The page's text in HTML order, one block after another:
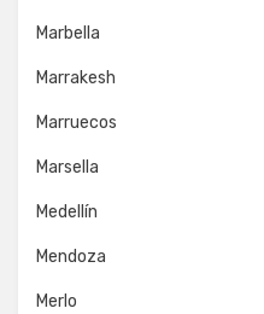
Marbella
Marrakesh
Marruecos
Marsella
Medellín
Mendoza
Merlo